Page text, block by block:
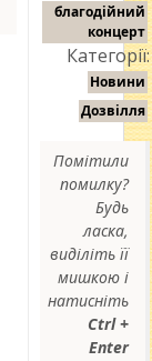
благодійний
концерт
Категорії:
Новини
Дозвілля
Помітили
помилку?
Будь
ласка,
виділіть її
мишкою і
натисніть
Ctrl +
Enter